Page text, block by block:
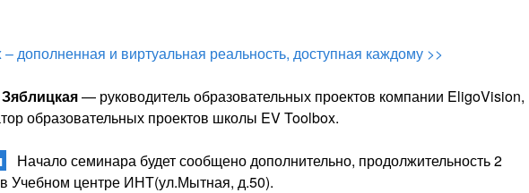
– дополненная и виртуальная реальность, доступная каждому >>
— руководитель образовательных проектов компании EligoVision,
образовательных проектов школы EV Toolbox.
Начало семинара будет сообщено дополнительно, продолжительность 2
Учебном центре ИНТ(ул.Мытная, д.50).